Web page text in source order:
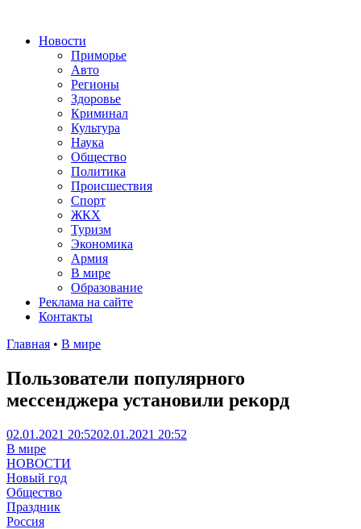
Новости
Приморье
Авто
Регионы
Здоровье
Криминал
Культура
Наука
Общество
Политика
Происшествия
Спорт
ЖКХ
Туризм
Экономика
Армия
В мире
Образование
Реклама на сайте
Контакты
Главная • В мире
Пользователи популярного
мессенджера установили рекорд
02.01.2021 20:5202.01.2021 20:52
В мире
НОВОСТИ
Новый год
Общество
Праздник
Россия